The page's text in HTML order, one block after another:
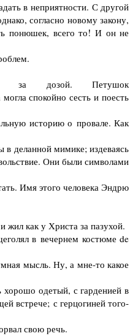
в неприятности. С другой
согласно новому закону,
понюшек, всего то! И он не
дозой. Петушок
спокойно сесть и поесть
историю о провале. Как
деланной мимике; издеваясь
Они были символами
Имя этого человека Эндрю
как у Христа за пазухой.
в вечернем костюме de
мысль. Ну, а мне-то какое
одетый, с гарденией в
встрече; с герцогиней того-
свою речь.